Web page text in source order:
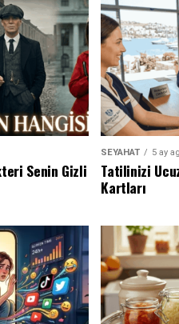
Senin Gizli
SEYAHAT 5 ay
Tatilinizi
Kartları